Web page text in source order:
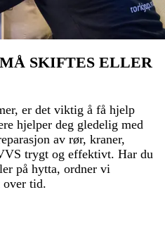
SKIFTES ELLER
er det viktig å få hjelp
hjelper deg gledelig med
av rør, kraner,
trygt og effektivt. Har du
på hytta, ordner vi
over tid.